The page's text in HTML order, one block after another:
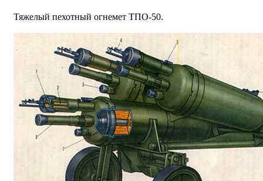
Тяжелый пехотный огнемет ТПО-50.